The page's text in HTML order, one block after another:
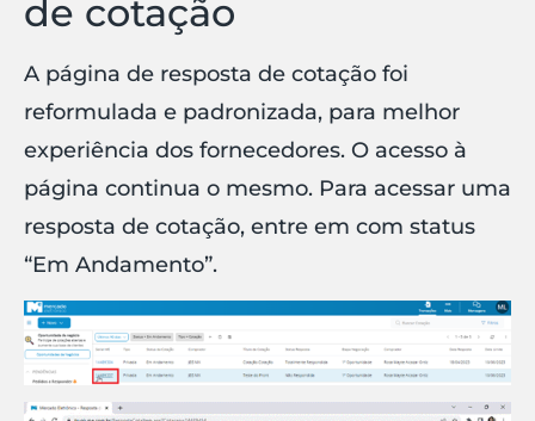
de cotação
A página de resposta de cotação foi
reformulada e padronizada, para melhor
experiência dos fornecedores. O acesso à
página continua o mesmo. Para acessar uma
resposta de cotação, entre em com status
“Em Andamento”.